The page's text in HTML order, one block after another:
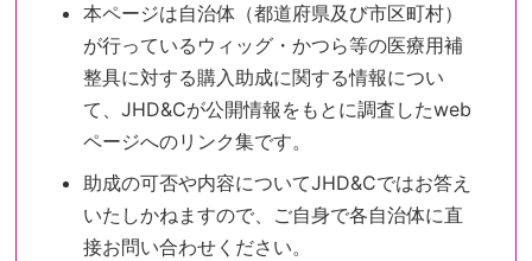
本ページは自治体（都道府県及び市区町村）
が行っているウィッグ・かつら等の医療用補
整具に対する購入助成に関する情報につい
て、JHD&Cが公開情報をもとに調査したweb
ページへのリンク集です。
助成の可否や内容についてJHD&Cではお答え
いたしかねますので、ご自身で各自治体に直
接お問い合わせください。